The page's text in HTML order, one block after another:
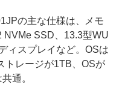
の主な仕様は、メモ
NVMe SSD、13.3型WU
ィスプレイなど。OSは
トレージが1TB、OSが
通。